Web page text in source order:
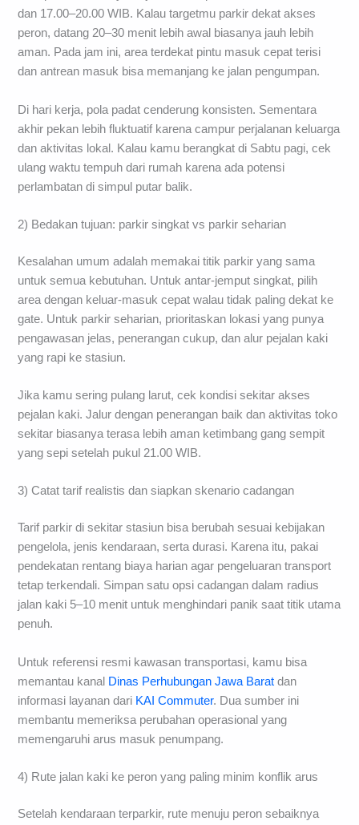
dan 17.00–20.00 WIB. Kalau targetmu parkir dekat akses
peron, datang 20–30 menit lebih awal biasanya jauh lebih
aman. Pada jam ini, area terdekat pintu masuk cepat terisi
dan antrean masuk bisa memanjang ke jalan pengumpan.
Di hari kerja, pola padat cenderung konsisten. Sementara
akhir pekan lebih fluktuatif karena campur perjalanan keluarga
dan aktivitas lokal. Kalau kamu berangkat di Sabtu pagi, cek
ulang waktu tempuh dari rumah karena ada potensi
perlambatan di simpul putar balik.
2) Bedakan tujuan: parkir singkat vs parkir seharian
Kesalahan umum adalah memakai titik parkir yang sama
untuk semua kebutuhan. Untuk antar-jemput singkat, pilih
area dengan keluar-masuk cepat walau tidak paling dekat ke
gate. Untuk parkir seharian, prioritaskan lokasi yang punya
pengawasan jelas, penerangan cukup, dan alur pejalan kaki
yang rapi ke stasiun.
Jika kamu sering pulang larut, cek kondisi sekitar akses
pejalan kaki. Jalur dengan penerangan baik dan aktivitas toko
sekitar biasanya terasa lebih aman ketimbang gang sempit
yang sepi setelah pukul 21.00 WIB.
3) Catat tarif realistis dan siapkan skenario cadangan
Tarif parkir di sekitar stasiun bisa berubah sesuai kebijakan
pengelola, jenis kendaraan, serta durasi. Karena itu, pakai
pendekatan rentang biaya harian agar pengeluaran transport
tetap terkendali. Simpan satu opsi cadangan dalam radius
jalan kaki 5–10 menit untuk menghindari panik saat titik utama
penuh.
Untuk referensi resmi kawasan transportasi, kamu bisa
memantau kanal Dinas Perhubungan Jawa Barat dan
informasi layanan dari KAI Commuter. Dua sumber ini
membantu memeriksa perubahan operasional yang
memengaruhi arus masuk penumpang.
4) Rute jalan kaki ke peron yang paling minim konflik arus
Setelah kendaraan terparkir, rute menuju peron sebaiknya